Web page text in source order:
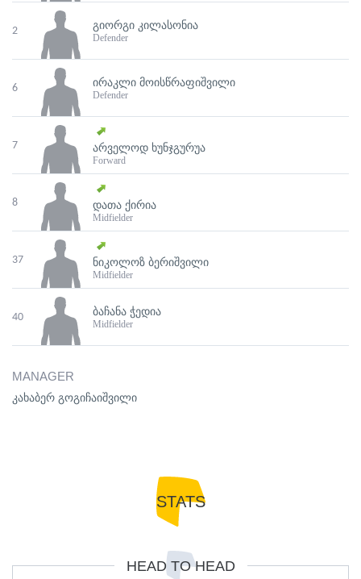
2 ᲒᲘᲝᲠᲒᲘ ᲙᲘᲚᲐᲡᲝᲜᲘᲐ
Defender
6 ᲘᲠᲐᲙᲚᲘ ᲛᲝᲘᲡᲬᲠᲐᲤᲘᲨᲕᲘᲚᲘ
Defender
7 ᲐᲠᲕᲔᲚᲝᲓ ᲮᲣᲜᲯᲒᲣᲠᲣᲐ
Forward
8 ᲓᲐᲗᲐ ᲥᲘᲠᲘᲐ
Midfielder
37 ᲜᲘᲙᲝᲚᲝᲖ ᲑᲔᲠᲘᲨᲕᲘᲚᲘ
Midfielder
40 ᲑᲐᲩᲐᲜᲐ ᲭᲔᲓᲘᲐ
Midfielder
MANAGER
კახაბერ გოგიჩაიშვილი
STATS
HEAD TO HEAD